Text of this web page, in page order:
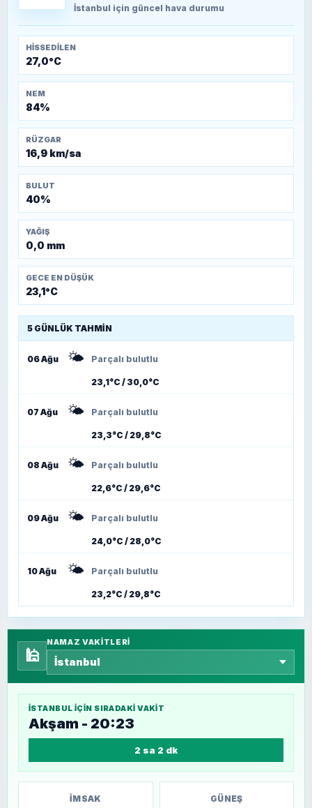
Kütahya-Eskişehir Muharebeleri (10-24
İstanbul için güncel hava durumu
HISSEDILEN
27,0°C
NEM
84%
RÜZGAR
16,9 km/sa
BULUT
40%
YAĞIŞ
0,0 mm
GECE EN DÜŞÜK
23,1°C
5 GÜNLÜK TAHMIN
06 Ağu 🌤️ Parçalı bulutlu
23,1°C / 30,0°C
07 Ağu 🌤️ Parçalı bulutlu
23,3°C / 29,8°C
08 Ağu 🌤️ Parçalı bulutlu
22,6°C / 29,6°C
09 Ağu 🌤️ Parçalı bulutlu
24,0°C / 28,0°C
10 Ağu 🌤️ Parçalı bulutlu
23,2°C / 29,8°C
🕌
NAMAZ VAKITLERI
İSTANBUL IÇIN SIRADAKI VAKIT
Akşam - 20:23
2 sa 2 dk
İMSAK GÜNEŞ